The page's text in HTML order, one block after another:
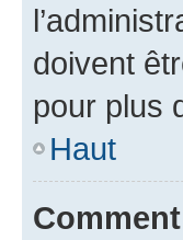
doivent
pour plus
Haut